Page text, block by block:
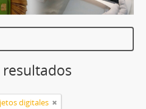
digitales